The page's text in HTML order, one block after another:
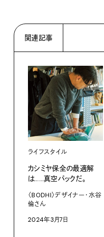
関連記事
ライフスタイル
カシミヤ保全の最適解
は……真空パックだ。
〈BODHI〉デザイナー・水谷
倫さん
2024年3月7日